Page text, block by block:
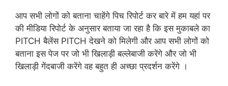
आप सभी लोगों को बताना चाहेंगे पिच रिपोर्ट कर बारे में हम यहां पर
की मीडिया रिपोर्ट के अनुसार बताया जा रहा है कि इस मुकाबले का
PITCH बैलेंस PITCH देखने को मिलेगी और आप सभी लोगों को
बताना इस पेज पर जो भी खिलाड़ी बल्लेबाजी करेंगे और जो भी
खिलाड़ी गेंदबाजी करेंगे वह बहुत ही अच्छा प्रदर्शन करेंगे ।